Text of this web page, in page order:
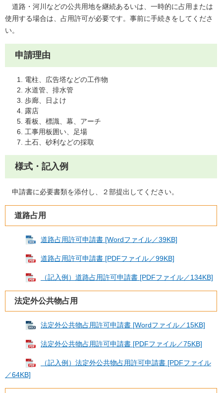
道路・河川などの公共用地を継続あるいは、一時的に占用または
使用する場合は、占用許可が必要です。事前に手続きをしてくださ
い。
申請理由
電柱、広告塔などの工作物
水道管、排水管
歩廊、日よけ
露店
看板、標識、幕、アーチ
工事用板囲い、足場
土石、砂利などの採取
様式・記入例
申請書に必要書類を添付し、２部提出してください。
道路占用
道路占用許可申請書 [Wordファイル／39KB]
道路占用許可申請書 [PDFファイル／99KB]
（記入例）道路占用許可申請書 [PDFファイル／134KB]
法定外公共物占用
法定外公共物占用許可申請書 [Wordファイル／15KB]
法定外公共物占用許可申請書 [PDFファイル／75KB]
（記入例）法定外公共物占用許可申請書 [PDFファイル
／64KB]